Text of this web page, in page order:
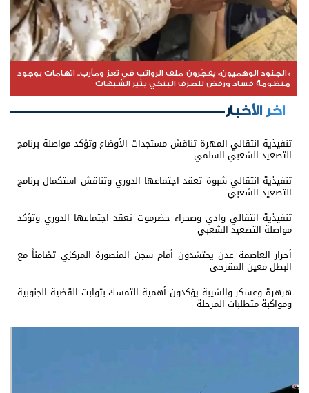
«الجنود الوهميون» يفجّرون ملف الرواتب في تعز ومأرب.. اتهامات بوجود
منظومة فساد ورفض للصرف البنكي يثير الشبهات
اخر الأخبار
تنفيذية انتقالي المهرة تناقش مستجدات الأوضاع وتؤكد مواصلة برنامج
التصعيد الشعبي السلمي
تنفيذية انتقالي شبوة تعقد اجتماعها الدوري وتناقش استكمال برنامج
التصعيد الشعبي
تنفيذية انتقالي وادي وصحراء حضرموت تعقد اجتماعها الدوري وتؤكد
مواصلة التصعيد الشعبي
أحرار العاصمة عدن يحتشدون أمام سجن المنصورة المركزي تضامناً مع
البطل معين المقرحي
هرهرة وعسكر والشيبة يؤكدون أهمية التمسك بثوابت القضية الجنوبية
ومواكبة متطلبات المرحلة